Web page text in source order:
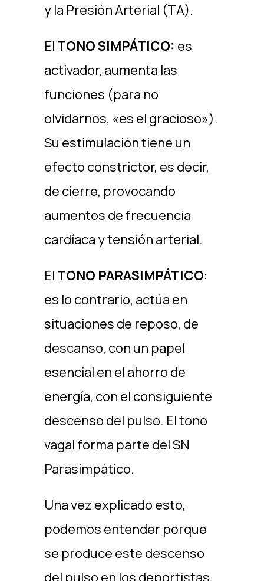
y la Presión Arterial (TA).
El TONO SIMPÁTICO: es
activador, aumenta las
funciones (para no
olvidarnos, «es el gracioso»).
Su estimulación tiene un
efecto constrictor, es decir,
de cierre, provocando
aumentos de frecuencia
cardíaca y tensión arterial.
El TONO PARASIMPÁTICO:
es lo contrario, actúa en
situaciones de reposo, de
descanso, con un papel
esencial en el ahorro de
energía, con el consiguiente
descenso del pulso. El tono
vagal forma parte del SN
Parasimpático.
Una vez explicado esto,
podemos entender porque
se produce este descenso
del pulso en los deportistas,